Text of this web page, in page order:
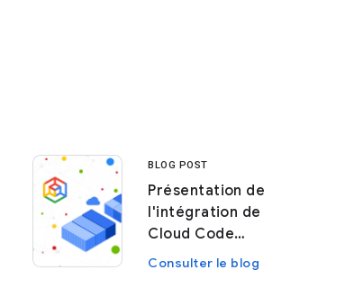
BLOG POST
Présentation de
l'intégration de
Cloud Code
Secret Manager
Consulter le blog